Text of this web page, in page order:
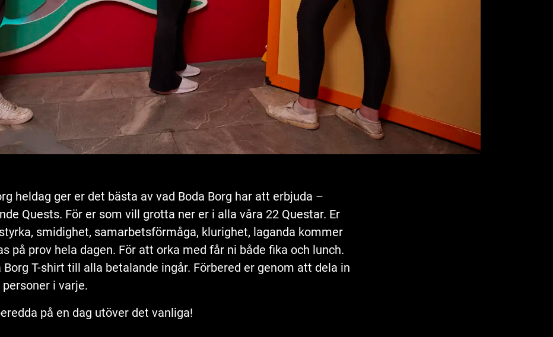
heldag ger er det bästa av vad Boda Borg har att erbjuda –
Quests. För er som vill grotta ner er i alla våra 22 Questar. Er
smidighet, samarbetsförmåga, klurighet, laganda kommer
på prov hela dagen. För att orka med får ni både fika och lunch.
Borg T-shirt till alla betalande ingår. Förbered er genom att dela in
personer i varje.
på en dag utöver det vanliga!